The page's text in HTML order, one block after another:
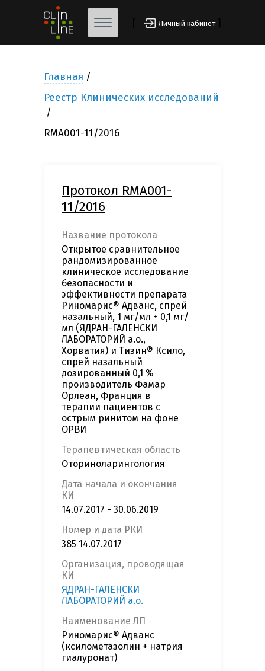
Личный кабинет
Главная
Реестр Клинических исследований
RMA001-11/2016
Протокол RMA001-
11/2016
Название протокола
Открытое сравнительное
рандомизированное
клиническое исследование
безопасности и
эффективности препарата
Риномарис® Адванс, спрей
назальный, 1 мг/мл + 0,1 мг/
мл (ЯДРАН-ГАЛЕНСКИ
ЛАБОРАТОРИЙ а.о.,
Хорватия) и Тизин® Ксило,
спрей назальный
дозированный 0,1 %
производитель Фамар
Орлеан, Франция в
терапии пациентов с
острым ринитом на фоне
ОРВИ
Терапевтическая область
Оториноларингология
Дата начала и окончания
КИ
14.07.2017 - 30.06.2019
Номер и дата РКИ
385 14.07.2017
Организация, проводящая
КИ
ЯДРАН-ГАЛЕНСКИ
ЛАБОРАТОРИЙ а.о.
Наименование ЛП
Риномарис® Адванс
(ксилометазолин + натрия
гиалуронат)